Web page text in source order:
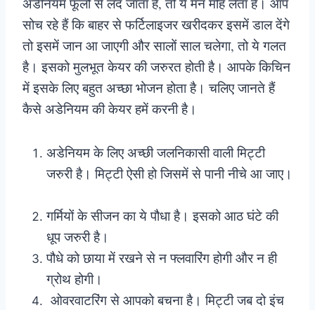
सोच रहे हैं कि बाहर से फर्टिलाइजर खरीदकर इसमें डाल देंगे
तो इसमें जान आ जाएगी और सालों साल चलेगा, तो ये गलत
है। इसको मुलभूत केयर की जरुरत होती है। आपके किचिन
में इसके लिए बहुत अच्छा भोजन होता है। चलिए जानते हैं
कैसे अडेनियम की केयर हमें करनी है।
अडेनियम के लिए अच्छी जलनिकासी वाली मिट्टी
जरुरी है। मिट्टी ऐसी हो जिसमें से पानी नीचे आ जाए।
गर्मियों के सीजन का ये पौधा है। इसको आठ घंटे की
धूप जरुरी है।
पौधे को छाया में रखने से न फ्लवारिंग होगी और न ही
ग्रोथ होगी।
ओवरवाटरिंग से आपको बचना है। मिट्टी जब दो इंच